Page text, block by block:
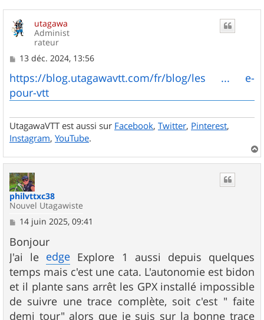
utagawa
Administ
rateur
M
s
s
a
g
13 déc. 2024, 13:56
https://blog.utagawavtt.com/fr/blog/les ... e-
pour-vtt
UtagawaVTT est aussi sur Facebook, Twitter, Pinterest,
Instagram, YouTube.
a
philvttxc38
Nouvel Utagawiste
M
s
s
a
g
e
14 juin 2025, 09:41
Bonjour
J'ai le edge Explore 1 aussi depuis quelques
temps mais c'est une cata. L'autonomie est bidon
et il plante sans arrêt les GPX installé impossible
de suivre une trace complète, soit c'est " faite
demi tour" alors que je suis sur la bonne trace